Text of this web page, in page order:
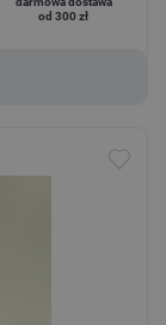
od 300 zł